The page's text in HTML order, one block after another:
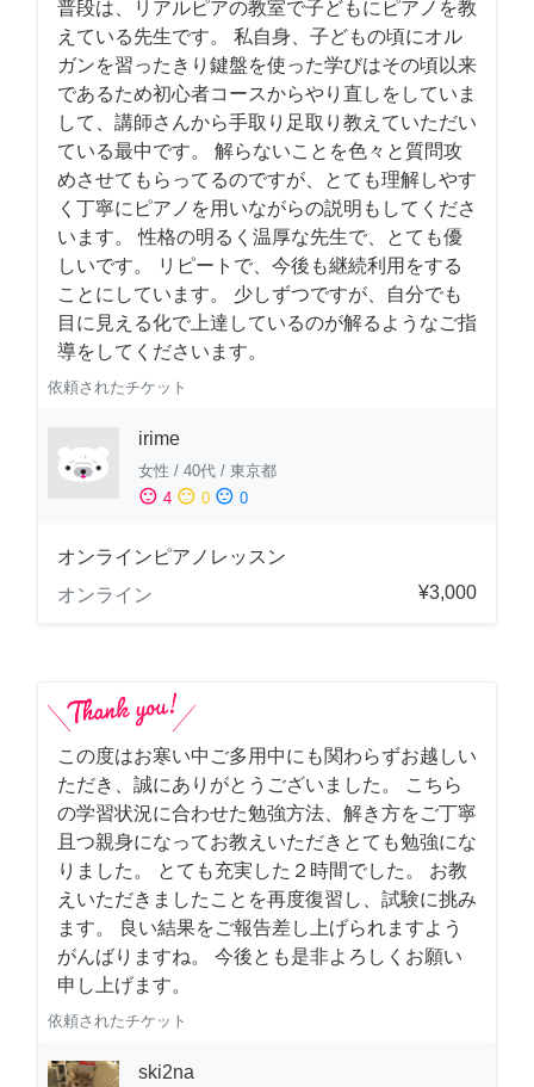
普段は、リアルピアの教室で子どもにピアノを教
えている先生です。 私自身、子どもの頃にオル
ガンを習ったきり鍵盤を使った学びはその頃以来
であるため初心者コースからやり直しをしていま
して、講師さんから手取り足取り教えていただい
ている最中です。 解らないことを色々と質問攻
めさせてもらってるのですが、とても理解しやす
く丁寧にピアノを用いながらの説明もしてくださ
います。 性格の明るく温厚な先生で、とても優
しいです。 リピートで、今後も継続利用をする
ことにしています。 少しずつですが、自分でも
目に見える化で上達しているのが解るようなご指
導をしてくださいます。
依頼されたチケット
irime
女性 / 40代 / 東京都
sentiment_satisfied 4 sentiment_neutral 0 sentiment_dissatisfied 0
オンラインピアノレッスン
オンライン
¥3,000
この度はお寒い中ご多用中にも関わらずお越しい
ただき、誠にありがとうございました。 こちら
の学習状況に合わせた勉強方法、解き方をご丁寧
且つ親身になってお教えいただきとても勉強にな
りました。 とても充実した２時間でした。 お教
えいただきましたことを再度復習し、試験に挑み
ます。 良い結果をご報告差し上げられますよう
がんばりますね。 今後とも是非よろしくお願い
申し上げます。
依頼されたチケット
ski2na